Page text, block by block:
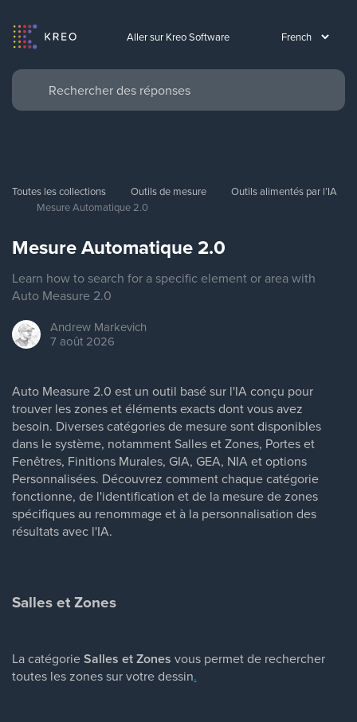
Aller sur Kreo Software
Toutes les collections Outils de mesure
Outils alimentés par l’IA
Mesure Automatique 2.0
Mesure Automatique 2.0
Learn how to search for a specific element or area with
Auto Measure 2.0
Andrew Markevich
7 août 2026
Auto Measure 2.0 est un outil basé sur l'IA conçu pour
trouver les zones et éléments exacts dont vous avez
besoin. Diverses catégories de mesure sont disponibles
dans le système, notamment Salles et Zones, Portes et
Fenêtres, Finitions Murales, GIA, GEA, NIA et options
Personnalisées. Découvrez comment chaque catégorie
fonctionne, de l'identification et de la mesure de zones
spécifiques au renommage et à la personnalisation des
résultats avec l'IA.
Salles et Zones
La catégorieSalles et Zones vous permet de rechercher
toutes les zones sur votre dessin.